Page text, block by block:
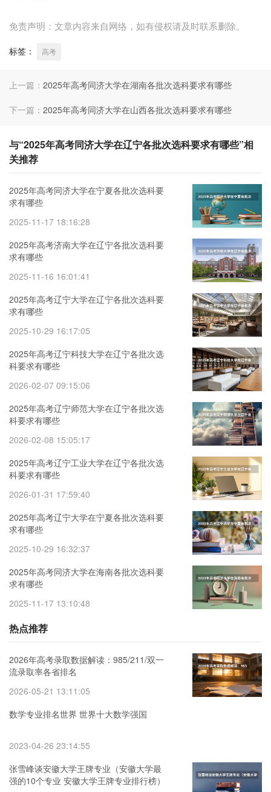
免责声明：文章内容来自网络，如有侵权请及时联系删除。
标签： 高考
上一篇： 2025年高考同济大学在湖南各批次选科要求有哪些
下一篇： 2025年高考同济大学在山西各批次选科要求有哪些
与“2025年高考同济大学在辽宁各批次选科要求有哪些”相
关推荐
2025年高考同济大学在宁夏各批次选科要
求有哪些
2025-11-17 18:16:28
2025年高考济南大学在辽宁各批次选科要
求有哪些
2025-11-16 16:01:41
2025年高考辽宁大学在辽宁各批次选科要
求有哪些
2025-10-29 16:17:05
2025年高考辽宁科技大学在辽宁各批次选
科要求有哪些
2026-02-07 09:15:06
2025年高考辽宁师范大学在辽宁各批次选
科要求有哪些
2026-02-08 15:05:17
2025年高考辽宁工业大学在辽宁各批次选
科要求有哪些
2026-01-31 17:59:40
2025年高考辽宁大学在宁夏各批次选科要
求有哪些
2025-10-29 16:32:37
2025年高考同济大学在海南各批次选科要
求有哪些
2025-11-17 13:10:48
热点推荐
2026年高考录取数据解读：985/211/双一
流录取率各省排名
2026-05-21 13:11:05
数学专业排名世界 世界十大数学强国
2023-04-26 23:14:55
张雪峰谈安徽大学王牌专业（安徽大学最
强的10个专业 安徽大学王牌专业排行榜）